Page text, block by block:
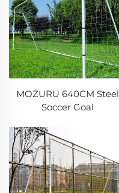
MOZURU 640CM Steel
Soccer Goal